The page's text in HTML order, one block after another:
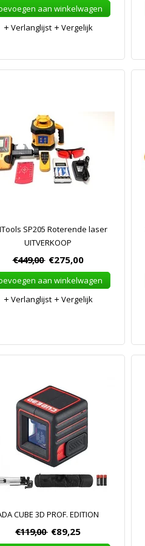
aan winkelwagen
Verlanglijst
Vergelijk
SP205 Roterende laser
UITVERKOOP
€449,00 €275,00
aan winkelwagen
Verlanglijst
Vergelijk
CUBE 3D PROF. EDITION
€119,00 €89,25